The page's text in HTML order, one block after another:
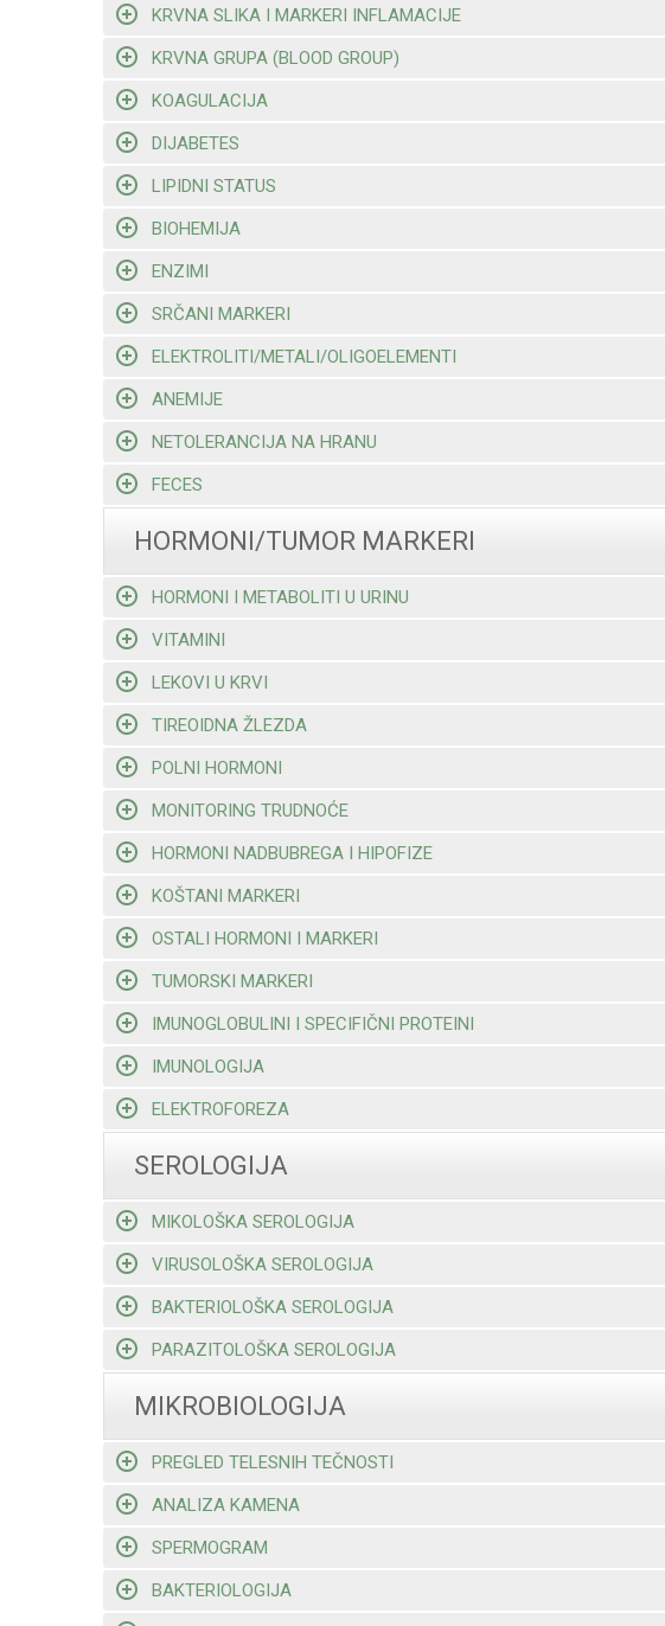
KRVNA SLIKA I MARKERI INFLAMACIJE
KRVNA GRUPA (BLOOD GROUP)
KOAGULACIJA
DIJABETES
LIPIDNI STATUS
BIOHEMIJA
ENZIMI
SRČANI MARKERI
ELEKTROLITI/METALI/OLIGOELEMENTI
ANEMIJE
NETOLERANCIJA NA HRANU
FECES
HORMONI/TUMOR MARKERI
HORMONI I METABOLITI U URINU
VITAMINI
LEKOVI U KRVI
TIREOIDNA ŽLEZDA
POLNI HORMONI
MONITORING TRUDNOĆE
HORMONI NADBUBREGA I HIPOFIZE
KOŠTANI MARKERI
OSTALI HORMONI I MARKERI
TUMORSKI MARKERI
IMUNOGLOBULINI I SPECIFIČNI PROTEINI
IMUNOLOGIJA
ELEKTROFOREZA
SEROLOGIJA
MIKOLOŠKA SEROLOGIJA
VIRUSOLOŠKA SEROLOGIJA
BAKTERIOLOŠKA SEROLOGIJA
PARAZITOLOŠKA SEROLOGIJA
MIKROBIOLOGIJA
PREGLED TELESNIH TEČNOSTI
ANALIZA KAMENA
SPERMOGRAM
BAKTERIOLOGIJA